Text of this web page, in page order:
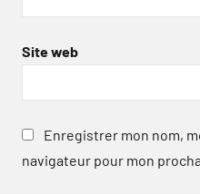
Site web
Enregistrer mon nom,
navigateur pour mon